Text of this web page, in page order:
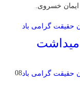
خسروی.
08